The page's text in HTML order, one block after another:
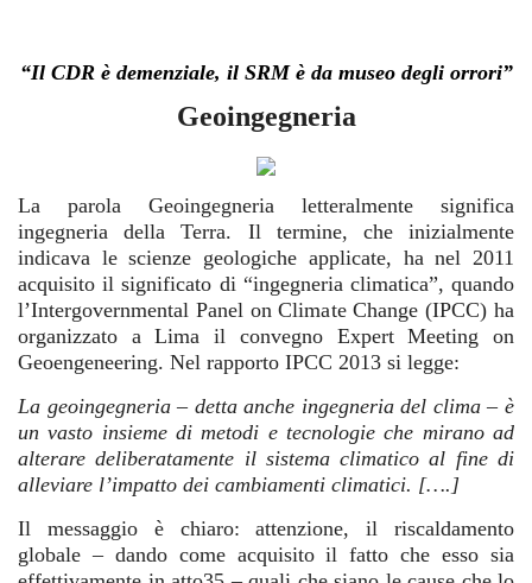
“Il CDR è demenziale, il SRM è da museo degli orrori”
Geoingegneria
La parola Geoingegneria letteralmente significa
ingegneria della Terra. Il termine, che inizialmente
indicava le scienze geologiche applicate, ha nel 2011
acquisito il significato di “ingegneria climatica”, quando
l’Intergovernmental Panel on Climate Change (IPCC) ha
organizzato a Lima il convegno Expert Meeting on
Geoengeneering. Nel rapporto IPCC 2013 si legge:
La geoingegneria – detta anche ingegneria del clima – è
un vasto insieme di metodi e tecnologie che mirano ad
alterare deliberatamente il sistema climatico al fine di
alleviare l’impatto dei cambiamenti climatici. [….]
Il messaggio è chiaro: attenzione, il riscaldamento
globale – dando come acquisito il fatto che esso sia